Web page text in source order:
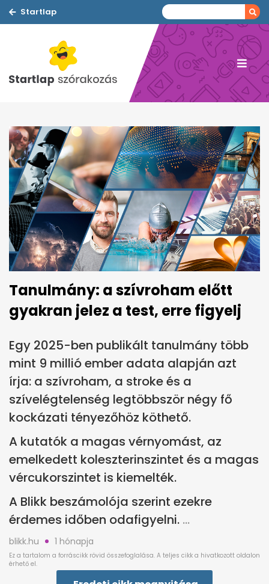
Startlap
Tanulmány: a szívroham előtt
gyakran jelez a test, erre figyelj
Egy 2025-ben publikált tanulmány több
mint 9 millió ember adata alapján azt
írja: a szívroham, a stroke és a
szívelégtelenség legtöbbször négy fő
kockázati tényezőhöz köthető.
A kutatók a magas vérnyomást, az
emelkedett koleszterinszintet és a magas
vércukorszintet is kiemelték.
A Blikk beszámolója szerint ezekre
érdemes időben odafigyelni.
blikk.hu 1 hónapja